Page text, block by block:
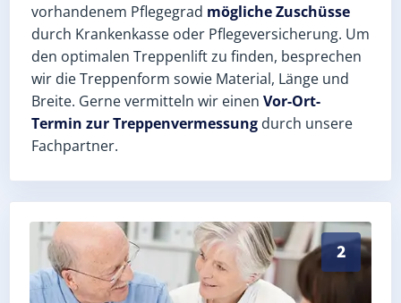
vorhandenem Pflegegrad mögliche Zuschüsse
durch Krankenkasse oder Pflegeversicherung. Um
den optimalen Treppenlift zu finden, besprechen
wir die Treppenform sowie Material, Länge und
Breite. Gerne vermitteln wir einen Vor-Ort-
Termin zur Treppenvermessung durch unsere
Fachpartner.
2
Exaktes Aufmaß in Süderstapel (Landkreis